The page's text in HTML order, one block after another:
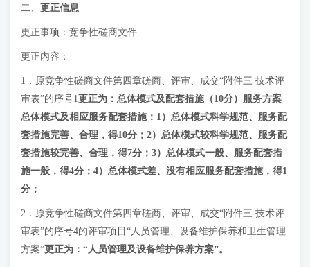
二、 更正信息
更正事项：竞争性磋商文件
更正内容：
1．原竞争性磋商文件第四章磋商、评审、成交“附件三 技术评
审表”的序号1更正为 ： 总体模式及配套措施（10分）服务方案
总体模式及相应服务配套措施：1）总体模式科学规范、服务配
套措施完善、合理，得10分；2）总体模式较科学规范、服务配
套措施较完善、合理，得7分；3）总体模式一般、服务配套措
施一般，得4分；4）总体模式差、没有相应服务配套措施，得1
分 ；
2．原竞争性磋商文件第四章磋商、评审、成交“附件三 技术评
审表”的序号4的评审项目“人员管理、设备维护保养和卫生管理
方案”更正为： “人员管理及设备维护保养方案”。